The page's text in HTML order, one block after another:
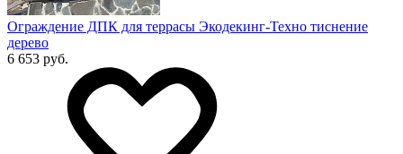
Ограждение ДПК для террасы Экодекинг-Техно тиснение
дерево
6 653 руб.